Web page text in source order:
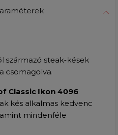
származó steak-kések
csomagolva.
Classic Ikon 4096
kés alkalmas kedvenc
mindenféle